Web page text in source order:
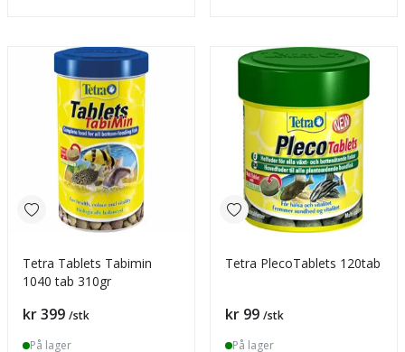
Tetra Tablets Tabimin
1040 tab 310gr
Pris
kr 399 /stk
På lager
Tetra PlecoTablets 120tab
Pris
kr 99 /stk
På lager